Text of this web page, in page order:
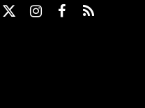
X
Instagram
Facebook
RSS